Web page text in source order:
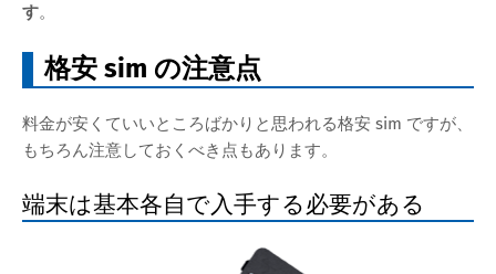
す。
格安 sim の注意点
料金が安くていいところばかりと思われる格安 sim ですが、
もちろん注意しておくべき点もあります。
端末は基本各自で入手する必要がある